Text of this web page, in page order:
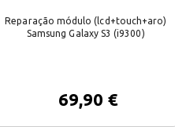
Reparação módulo (lcd+touch+aro)
Samsung Galaxy S3 (i9300)
69,90 €